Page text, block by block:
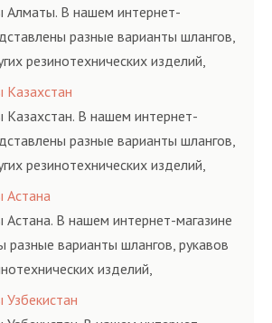
метан,
долговременного
комплексного
обслуживания
Алматы. В нашем интернет-
разные варианты шлангов,
резинотехнических изделий,
ГОСТам, техническим условиям
Казахстан
Казахстан. В нашем интернет-
разные варианты шлангов,
резинотехнических изделий,
ГОСТам, техническим условиям
Астана
Астана. В нашем интернет-магазине
разные варианты шлангов, рукавов
изделий,
ГОСТам, техническим условиям
Узбекистан